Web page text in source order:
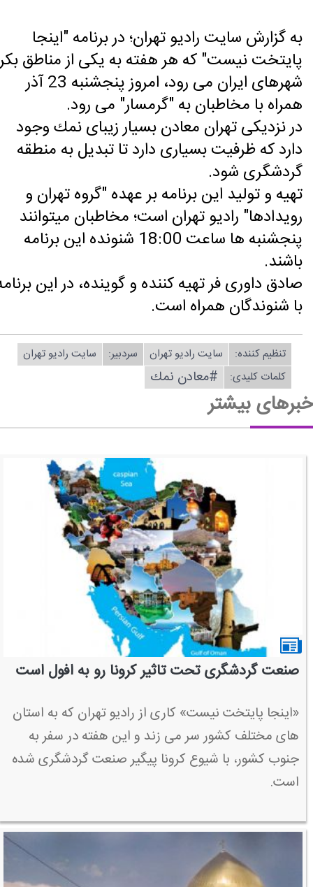
به گزارش سایت رادیو تهران؛ در برنامه "اینجا
پایتخت نیست" كه هر هفته به یكی از مناطق بكر
شهرهای ایران می رود، امروز پنجشنبه 23 آذر
همراه با مخاطبان به "گرمسار" می رود.
در نزدیكی تهران معادن بسیار زیبای نمك وجود
دارد كه ظرفیت بسیاری دارد تا تبدیل به منطقه
گردشگری شود.
تهیه و تولید این برنامه بر عهده "گروه تهران و
رویدادها" رادیو تهران است؛ مخاطبان می‎توانند
پنجشنبه ها ساعت 18:00 شنونده این برنامه
باشند.
صادق داوری فر تهیه كننده و گوینده، در این
با شنوندگان همراه است.
تنظیم كننده: سایت رادیو تهران سردبیر:
سایت رادیو تهران
کلمات کلیدی:
#معادن نمك
خبرهای بیشتر
صنعت گردشگری تحت تاثیر كرونا رو به افول است
«اینجا پایتخت نیست» كاری از رادیو تهران كه به استان
های مختلف كشور سر می زند و این هفته در سفر به
جنوب كشور، با شیوع كرونا پیگیر صنعت گردشگری شده
است.